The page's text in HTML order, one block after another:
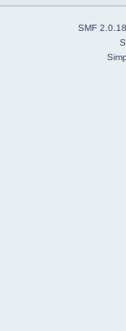
SMF 2.0.18